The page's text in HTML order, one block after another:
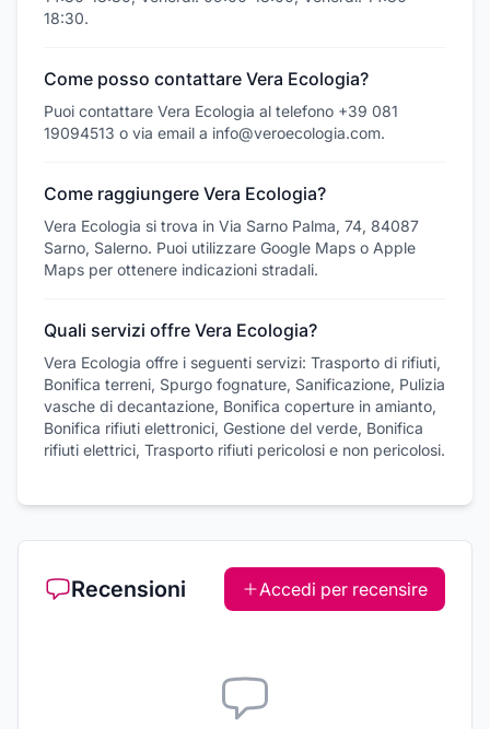
18:30.
Come posso contattare Vera Ecologia?
Puoi contattare Vera Ecologia al telefono +39 081
19094513 o via email a info@veroecologia.com.
Come raggiungere Vera Ecologia?
Vera Ecologia si trova in Via Sarno Palma, 74, 84087
Sarno, Salerno. Puoi utilizzare Google Maps o Apple
Maps per ottenere indicazioni stradali.
Quali servizi offre Vera Ecologia?
Vera Ecologia offre i seguenti servizi: Trasporto di rifiuti,
Bonifica terreni, Spurgo fognature, Sanificazione, Pulizia
vasche di decantazione, Bonifica coperture in amianto,
Bonifica rifiuti elettronici, Gestione del verde, Bonifica
rifiuti elettrici, Trasporto rifiuti pericolosi e non pericolosi.
Recensioni Accedi per recensire